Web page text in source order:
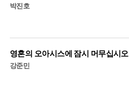
박진호
영혼의 오아시스에 잠시 머무십시오
강준민